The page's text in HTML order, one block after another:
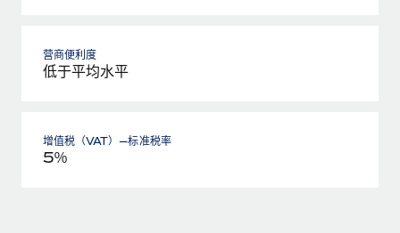
营商便利度
低于平均水平
增值税（VAT）—标准税率
5％